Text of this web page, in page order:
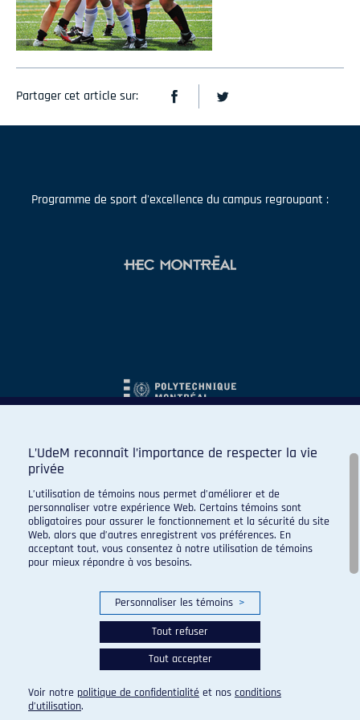
Partager cet article sur:
Programme de sport d'excellence du campus regroupant :
© 2026 Carabins de l'Université de Montréal. Tous droits
réservés.
Paramètres des témoins
L’UdeM reconnaît l’importance de respecter la vie
privée
L’utilisation de témoins nous permet d’améliorer et de
personnaliser votre expérience Web. Certains témoins sont
obligatoires pour assurer le fonctionnement et la sécurité du site
Web, alors que d’autres enregistrent vos préférences. En
acceptant tout, vous consentez à notre utilisation de témoins
pour mieux répondre à vos besoins.
Personnaliser les témoins >
Tout refuser
Tout accepter
Voir notre politique de confidentialité et nos conditions
d’utilisation.